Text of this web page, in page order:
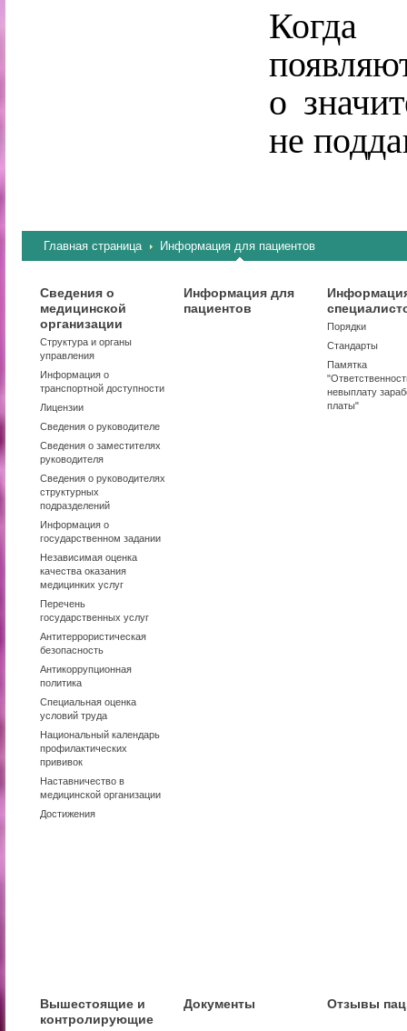
Когда
о
не
Главная страница Информация для пациентов
Сведения о
медицинской
организации
Структура и органы
управления
Информация о
транспортной доступности
Лицензии
Сведения о руководителе
Сведения о заместителях
руководителя
Сведения о руководителях
структурных
подразделений
Информация о
государственном задании
Независимая оценка
качества оказания
медицинких услуг
Перечень
государственных услуг
Антитеррористическая
безопасность
Антикоррупционная
политика
Специальная оценка
условий труда
Национальный календарь
профилактических
прививок
Наставничество в
медицинской организации
Достижения
Информация для
пациентов
Порядки
Стандарты
Памятка
невыплату
платы"
Вышестоящие и
контролирующие
Документы Отзывы